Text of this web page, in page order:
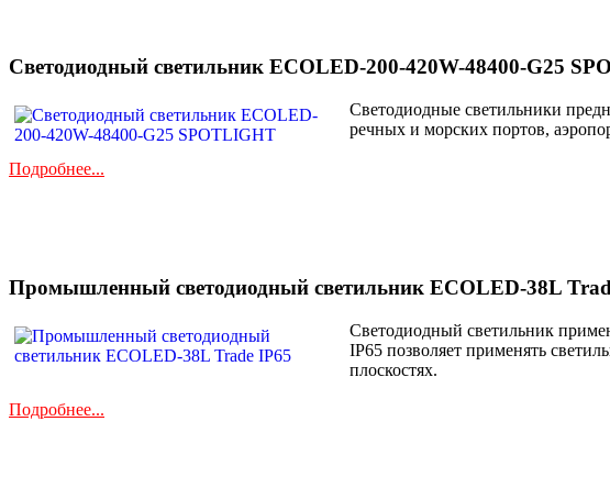
Светодиодный светильник ECOLED-200-420W-48400-G25
Светодиодные светильники
речных и морских портов,
Подробнее...
Промышленный светодиодный светильник ECOLED-38L
Cветодиодный светильник
IP65 позволяет применять
плоскостях.
Подробнее...